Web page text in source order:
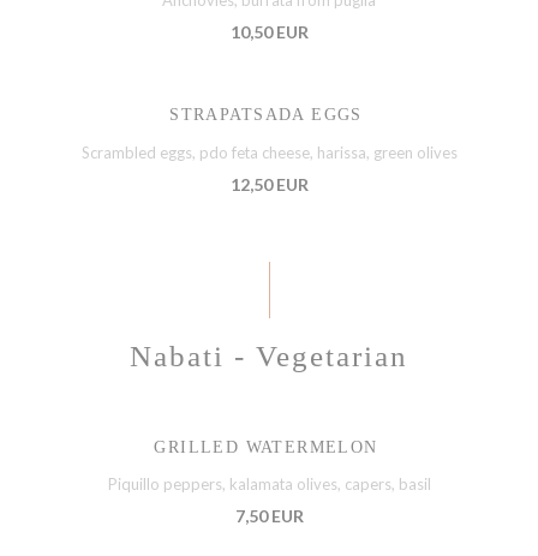
10,50 EUR
STRAPATSADA EGGS
Scrambled eggs, pdo feta cheese, harissa, green olives
12,50 EUR
Nabati - Vegetarian
GRILLED WATERMELON
Piquillo peppers, kalamata olives, capers, basil
7,50 EUR